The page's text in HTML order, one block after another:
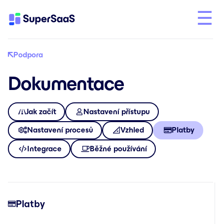
Podpora
Dokumentace
Jak začít Nastavení přístupu
Nastavení procesů Vzhled Platby
Integrace Běžné používání
Platby